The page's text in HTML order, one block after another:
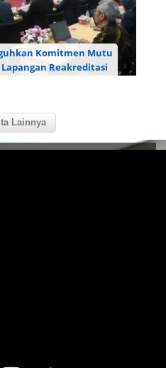
Komitmen Mutu
Reakreditasi
Pascasarjana (SPs)
(UNY) melaksanakan
oleh Lembaga
Lainnya